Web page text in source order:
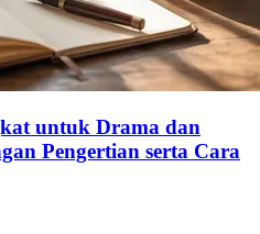
untuk Drama dan
Pengertian serta Cara